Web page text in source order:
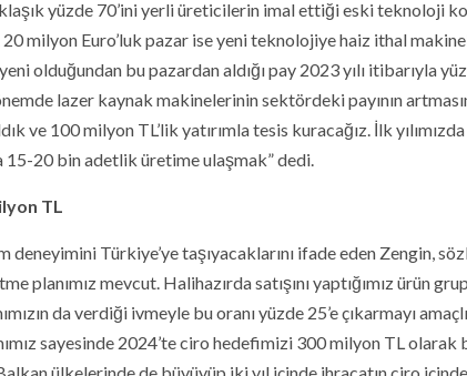
yüzde 70’ini yerli üreticilerin imal ettiği eski teknoloji
milyon Euro’luk pazar ise yeni teknolojiye haiz ithal
olduğundan bu pazardan aldığı pay 2023 yılı itibarıyla
lazer kaynak makinelerinin sektördeki payının
ve 100 milyon TL’lik yatırımla tesis kuracağız. İlk
15-20 bin adetlik üretime ulaşmak” dedi.
TL
deneyimini Türkiye’ye taşıyacaklarını ifade eden Zengin,
planımız mevcut. Halihazırda satışını yaptığımız ürün
da verdiği ivmeyle bu oranı yüzde 25’e çıkarmayı
sayesinde 2024’te ciro hedefimizi 300 milyon TL olarak